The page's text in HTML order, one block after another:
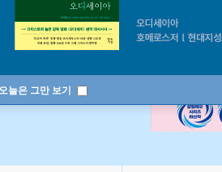
오늘은 그만 보기